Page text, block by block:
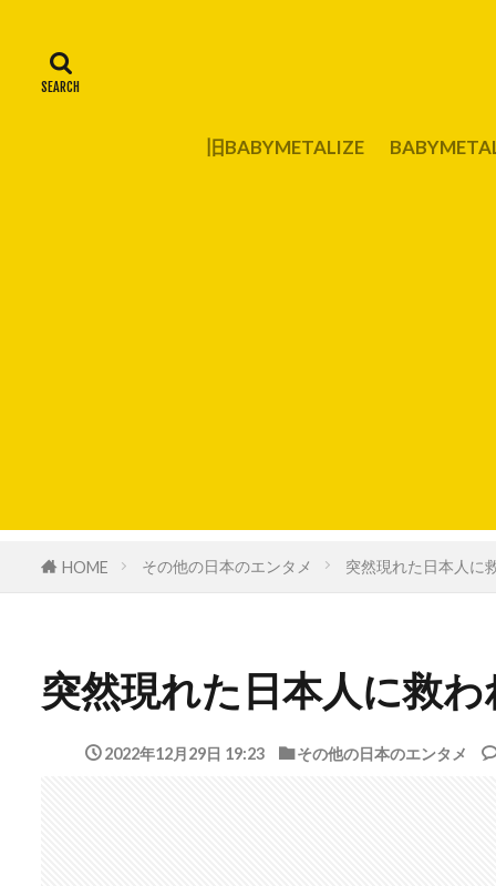
旧BABYMETALIZE
HOME その他の日本のエンタメ 突然現れた日本人
突然現れた日本人に救
2022年12月29日 19:23 その他の日本のエンタメ